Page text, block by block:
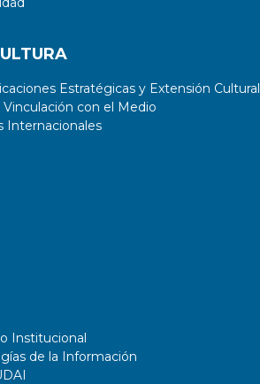
Estratégicas y Extensión Cultural
con el Medio
Internacionales
Institucional
de la Información